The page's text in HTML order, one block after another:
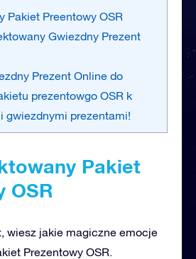
Pakiet Preentowy OSR
Gwiezdny Prezent
Prezent Online do
prezentowgo OSR k
gwiezdnymi prezentami!
Pakiet
OSR
wiesz jakie magiczne emocje
Prezentowy OSR.